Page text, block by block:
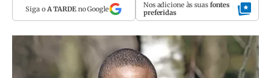
Siga o A TARDEno Google Nos adicione às suas fontes
preferidas